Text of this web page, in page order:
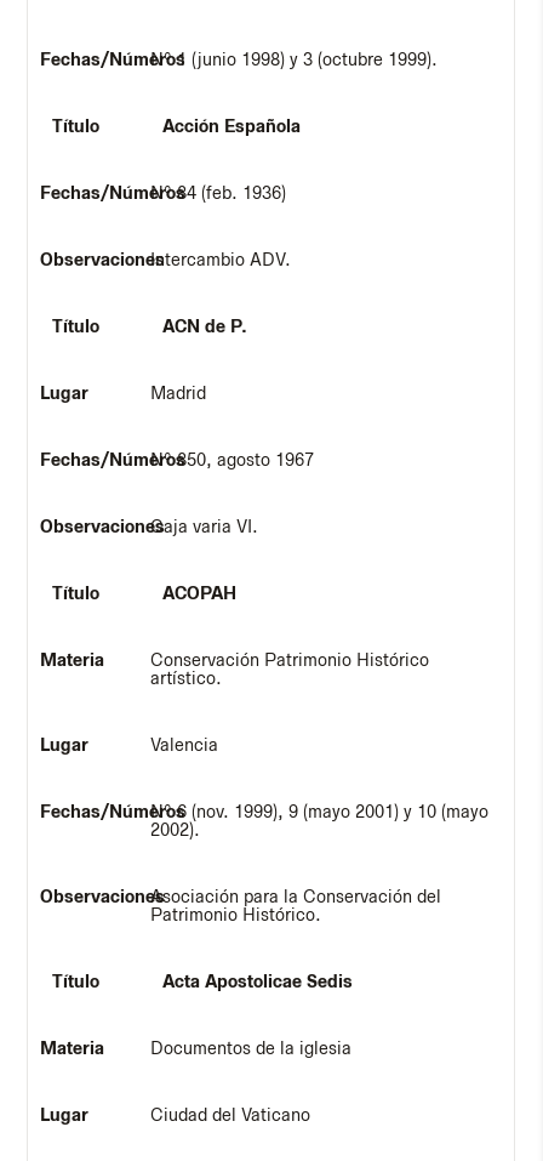
Nº 1 (junio 1998) y 3 (octubre 1999).
Acción Española
Nº 84 (feb. 1936)
Intercambio ADV.
ACN de P.
Madrid
Nº 850, agosto 1967
Caja varia VI.
ACOPAH
Conservación Patrimonio Histórico
artístico.
Valencia
Nº 6 (nov. 1999), 9 (mayo 2001) y 10 (mayo
2002).
Asociación para la Conservación del
Patrimonio Histórico.
Acta Apostolicae Sedis
Documentos de la iglesia
Ciudad del Vaticano